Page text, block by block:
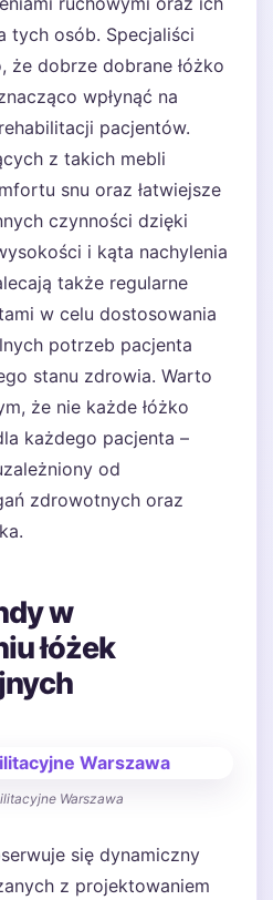
tych osób. Specjaliści
że dobrze dobrane łóżko
wpłynąć na
pacjentów.
z takich mebli
snu oraz łatwiejsze
czynności dzięki
i kąta nachylenia
także regularne
w celu dostosowania
potrzeb pacjenta
stanu zdrowia. Warto
że nie każde łóżko
każdego pacjenta –
od
zdrowotnych oraz
w
łóżek
Warszawa
się dynamiczny
z projektowaniem